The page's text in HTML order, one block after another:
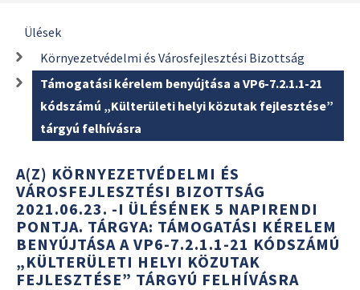
Ülések
Környezetvédelmi és Városfejlesztési Bizottság
Támogatási kérelem benyújtása a VP6-7.2.1.1-21
kódszámú „Külterületi helyi közutak fejlesztése”
tárgyú felhívásra
A(Z) KÖRNYEZETVÉDELMI ÉS
VÁROSFEJLESZTÉSI BIZOTTSÁG
2021.06.23. -I ÜLÉSÉNEK 5 NAPIRENDI
PONTJA. TÁRGYA: TÁMOGATÁSI KÉRELEM
BENYÚJTÁSA A VP6-7.2.1.1-21 KÓDSZÁMÚ
„KÜLTERÜLETI HELYI KÖZUTAK
FEJLESZTÉSE” TÁRGYÚ FELHÍVÁSRA